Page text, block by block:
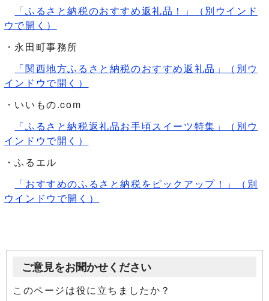
「ふるさと納税のおすすめ返礼品！」
（別ウインド
ウで開く）
・永田町事務所
「関西地方ふるさと納税のおすすめ返礼品」
（別ウ
インドウで開く）
・いいもの.com
「ふるさと納税返礼品お手頃スイーツ特集」
（別ウ
インドウで開く）
・ふるエル
「おすすめのふるさと納税をピックアップ！」
（別
ウインドウで開く）
ご意見をお聞かせください
このページは役に立ちましたか？